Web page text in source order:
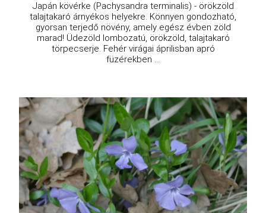
Japán kövérke (Pachysandra terminalis) - örökzöld
talajtakaró árnyékos helyekre. Könnyen gondozható,
gyorsan terjedő növény, amely egész évben zöld
marad! Üdezöld lombozatú, örökzöld, talajtakaró
törpecserje. Fehér virágai áprilisban apró
füzérekben ...